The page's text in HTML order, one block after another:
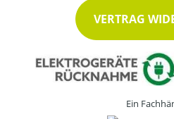
VERTRAG
Ein